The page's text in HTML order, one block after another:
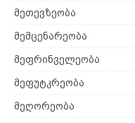
მეთევზეობა
მემცენარეობა
მეფრინველეობა
მეფუტკრეობა
მეღორეობა